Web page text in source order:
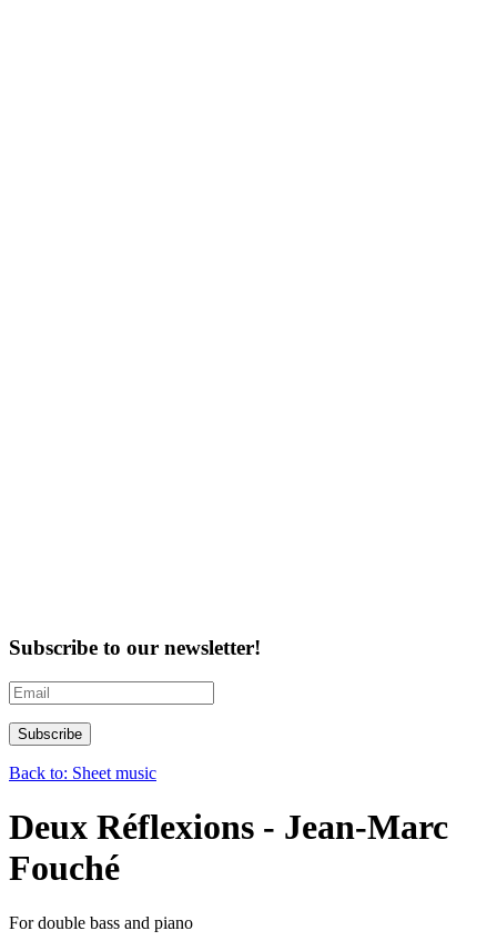
Subscribe to our newsletter!
Back to: Sheet music
Deux Réflexions - Jean-Marc
Fouché
For double bass and piano